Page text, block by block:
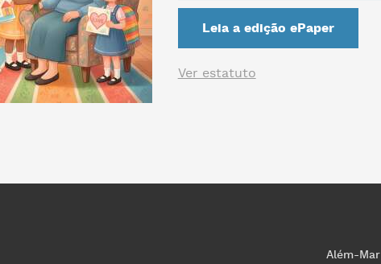
Leia a edição ePaper
Ver estatuto
Além-Mar